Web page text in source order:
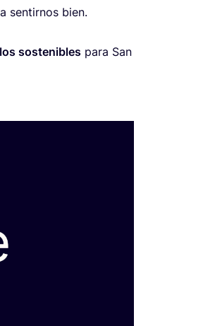
sen­tir­nos bien.
sos­te­ni­bles para San